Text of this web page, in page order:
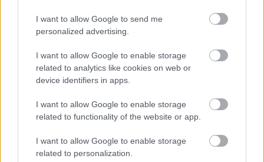
I want to allow Google to send me
personalized advertising.
I want to allow Google to enable storage
related to analytics like cookies on web or
device identifiers in apps.
I want to allow Google to enable storage
related to functionality of the website or app.
I want to allow Google to enable storage
related to personalization.
M1 bővítés: már zajlik a teljesen új Bicske Kelet
csomópont építése
Tizenegy meglévő csomópontot korszerűsít és négy új,
különszintű csomópontot hoz létre az MKIF az M1-es
bővítésénél.
Új gyalogosátkelők és jelzőlámpás
csomópont épül Angyalföldön